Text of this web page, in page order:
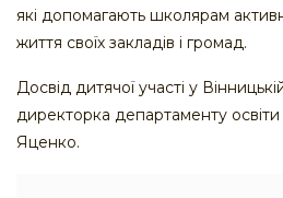
які допомагають школярам
життя своїх закладів і громад.
Досвід дитячої участі у
директорка департаменту
Яценко.